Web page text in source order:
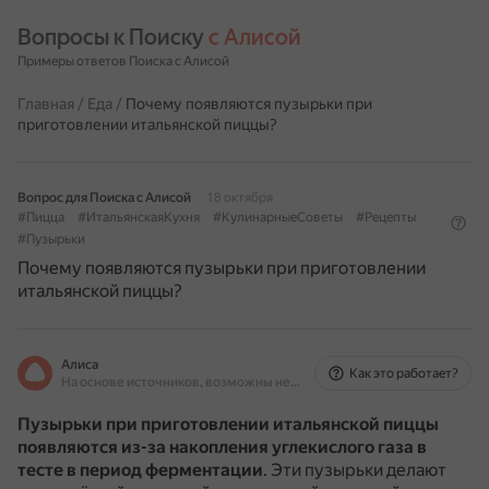
Вопросы к Поиску с Алисой
Примеры ответов Поиска с Алисой
Главная / Еда / Почему появляются пузырьки при
приготовлении итальянской пиццы?
Вопрос для Поиска с Алисой
18 октября
#Пицца
#ИтальянскаяКухня #КулинарныеСоветы
#Рецепты
#Пузырьки
Почему появляются пузырьки при приготовлении
итальянской пиццы?
Алиса
На основе источников, возможны неточности
Как это работает?
Пузырьки при приготовлении итальянской пиццы
появляются из-за накопления углекислого газа в
тесте в период ферментации. Эти пузырьки делают